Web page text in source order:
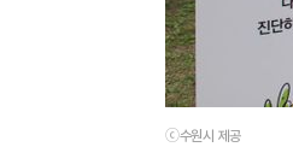
ⓒ수원시 제공